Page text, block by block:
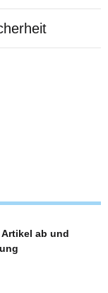
ab und